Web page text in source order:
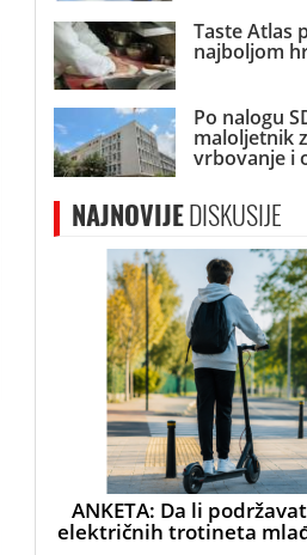
Taste Atlas
najboljom
Po nalogu
maloljetnik
vrbovanje i
terorizam
NAJNOVIJEDISKUSIJE
ANKETA: Da li
električnih trotineta